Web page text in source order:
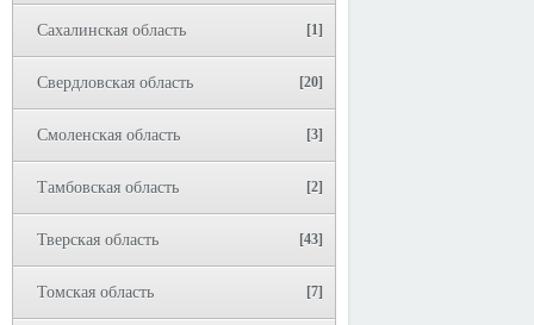
Сахалинская область [1]
Свердловская область [20]
Смоленская область [3]
Тамбовская область [2]
Тверская область [43]
Томская область [7]